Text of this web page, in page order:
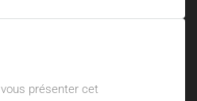
présenter cet